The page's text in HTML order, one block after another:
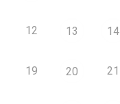
12 13 14
19 20 21